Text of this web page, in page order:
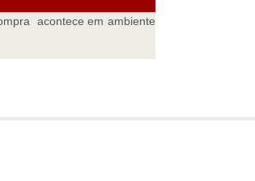
acontece em ambiente